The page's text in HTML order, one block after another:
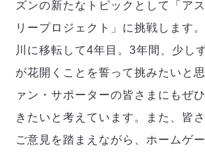
ズンの新たなトピックとして「ア
リープロジェクト」に挑戦します
川に移転して4年目。3年間、少し
が花開くことを誓って挑みたいと
ァン・サポーターの皆さまにもぜ
きたいと考えています。また、皆
ご意見を踏まえながら、ホームゲ